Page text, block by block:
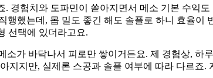
경험치와 도파민이 쏟아지면서 메소 기본 수익
했는데, 몹 밀도 좋긴 해도 솔플로 하니 효율
선택에 있더라고요.
가 바닥나서 피로만 쌓이거든요. 제 경험상, 하
지만, 실제론 스공과 솔플 여부에 따라 다르죠.